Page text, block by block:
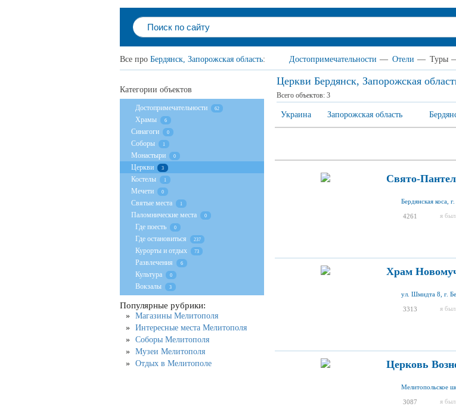
Все про Бердянск, Запорожская область: Достопримечательности — Отели — Туры
Церкви Бердянск, Запорожская
Всего объектов: 3
Украина Запорожская область
Свято-
Бердянская коса,
4261 я был
Храм
ул. Шмидта 8, г.
3313 я был
Церковь
3087 я был
Категории объектов
Достопримечательности 62
Храмы 6
Cинагоги 0
Соборы 1
Монастыри 0
Церкви 3
Костелы 1
Мечети 0
Святые места 1
Паломнические места 0
Где поесть 0
Где остановиться 237
Курорты и отдых 73
Развлечения 6
Культура 0
Вокзалы 3
Популярные рубрики:
Магазины Мелитополя
Интересные места Мелитополя
Соборы Мелитополя
Музеи Мелитополя
Отдых в Мелитополе